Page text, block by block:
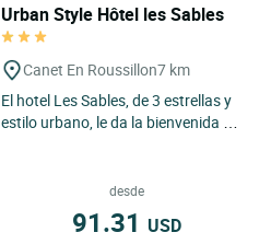
Urban Style Hôtel les Sables
Canet En Roussillon7 km
El hotel Les Sables, de 3 estrellas y
estilo urbano, le da la bienvenida a
desde
91.31 USD